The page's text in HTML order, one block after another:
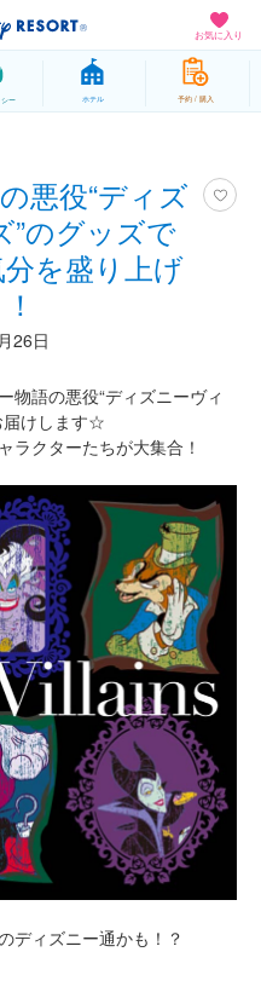
お気に入り
ー ホテル 予約 / 購入
悪役“ディズ
”のグッズで
を盛り上げ
26日
物語の悪役“ディズニーヴィ
届けします☆
ラクターたちが大集合！
ディズニー通かも！？